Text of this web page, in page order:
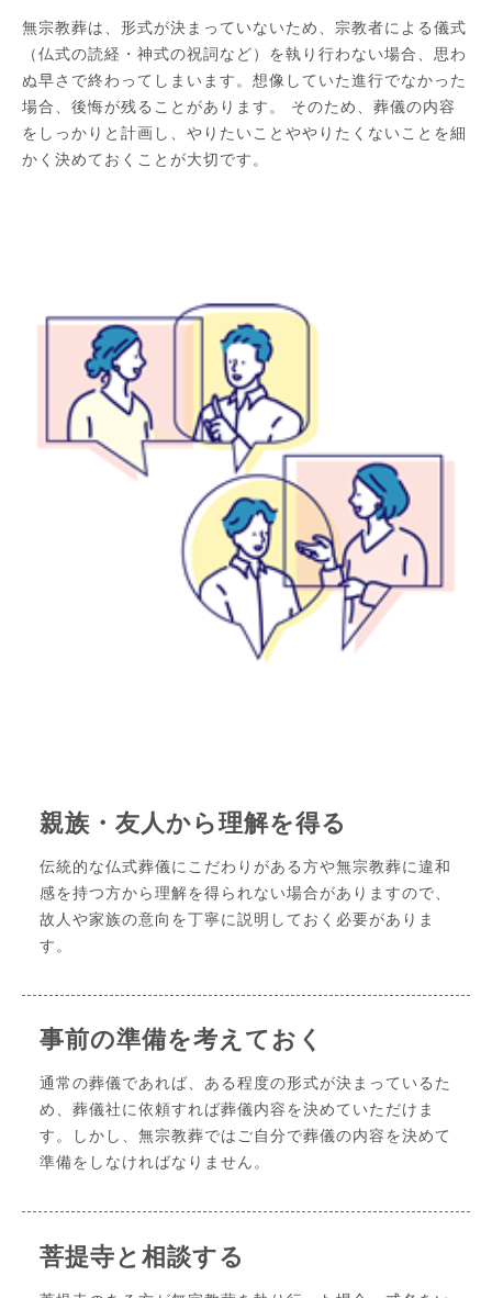
無宗教葬は、形式が決まっていないため、宗教者による儀式
（仏式の読経・神式の祝詞など）を執り行わない場合、思わ
ぬ早さで終わってしまいます。想像していた進行でなかった
場合、後悔が残ることがあります。 そのため、葬儀の内容
をしっかりと計画し、やりたいことややりたくないことを細
かく決めておくことが大切です。
親族・友人から理解を得る
伝統的な仏式葬儀にこだわりがある方や無宗教葬に違和
感を持つ方から理解を得られない場合がありますので、
故人や家族の意向を丁寧に説明しておく必要がありま
す。
事前の準備を考えておく
通常の葬儀であれば、ある程度の形式が決まっているた
め、葬儀社に依頼すれば葬儀内容を決めていただけま
す。しかし、無宗教葬ではご自分で葬儀の内容を決めて
準備をしなければなりません。
菩提寺と相談する